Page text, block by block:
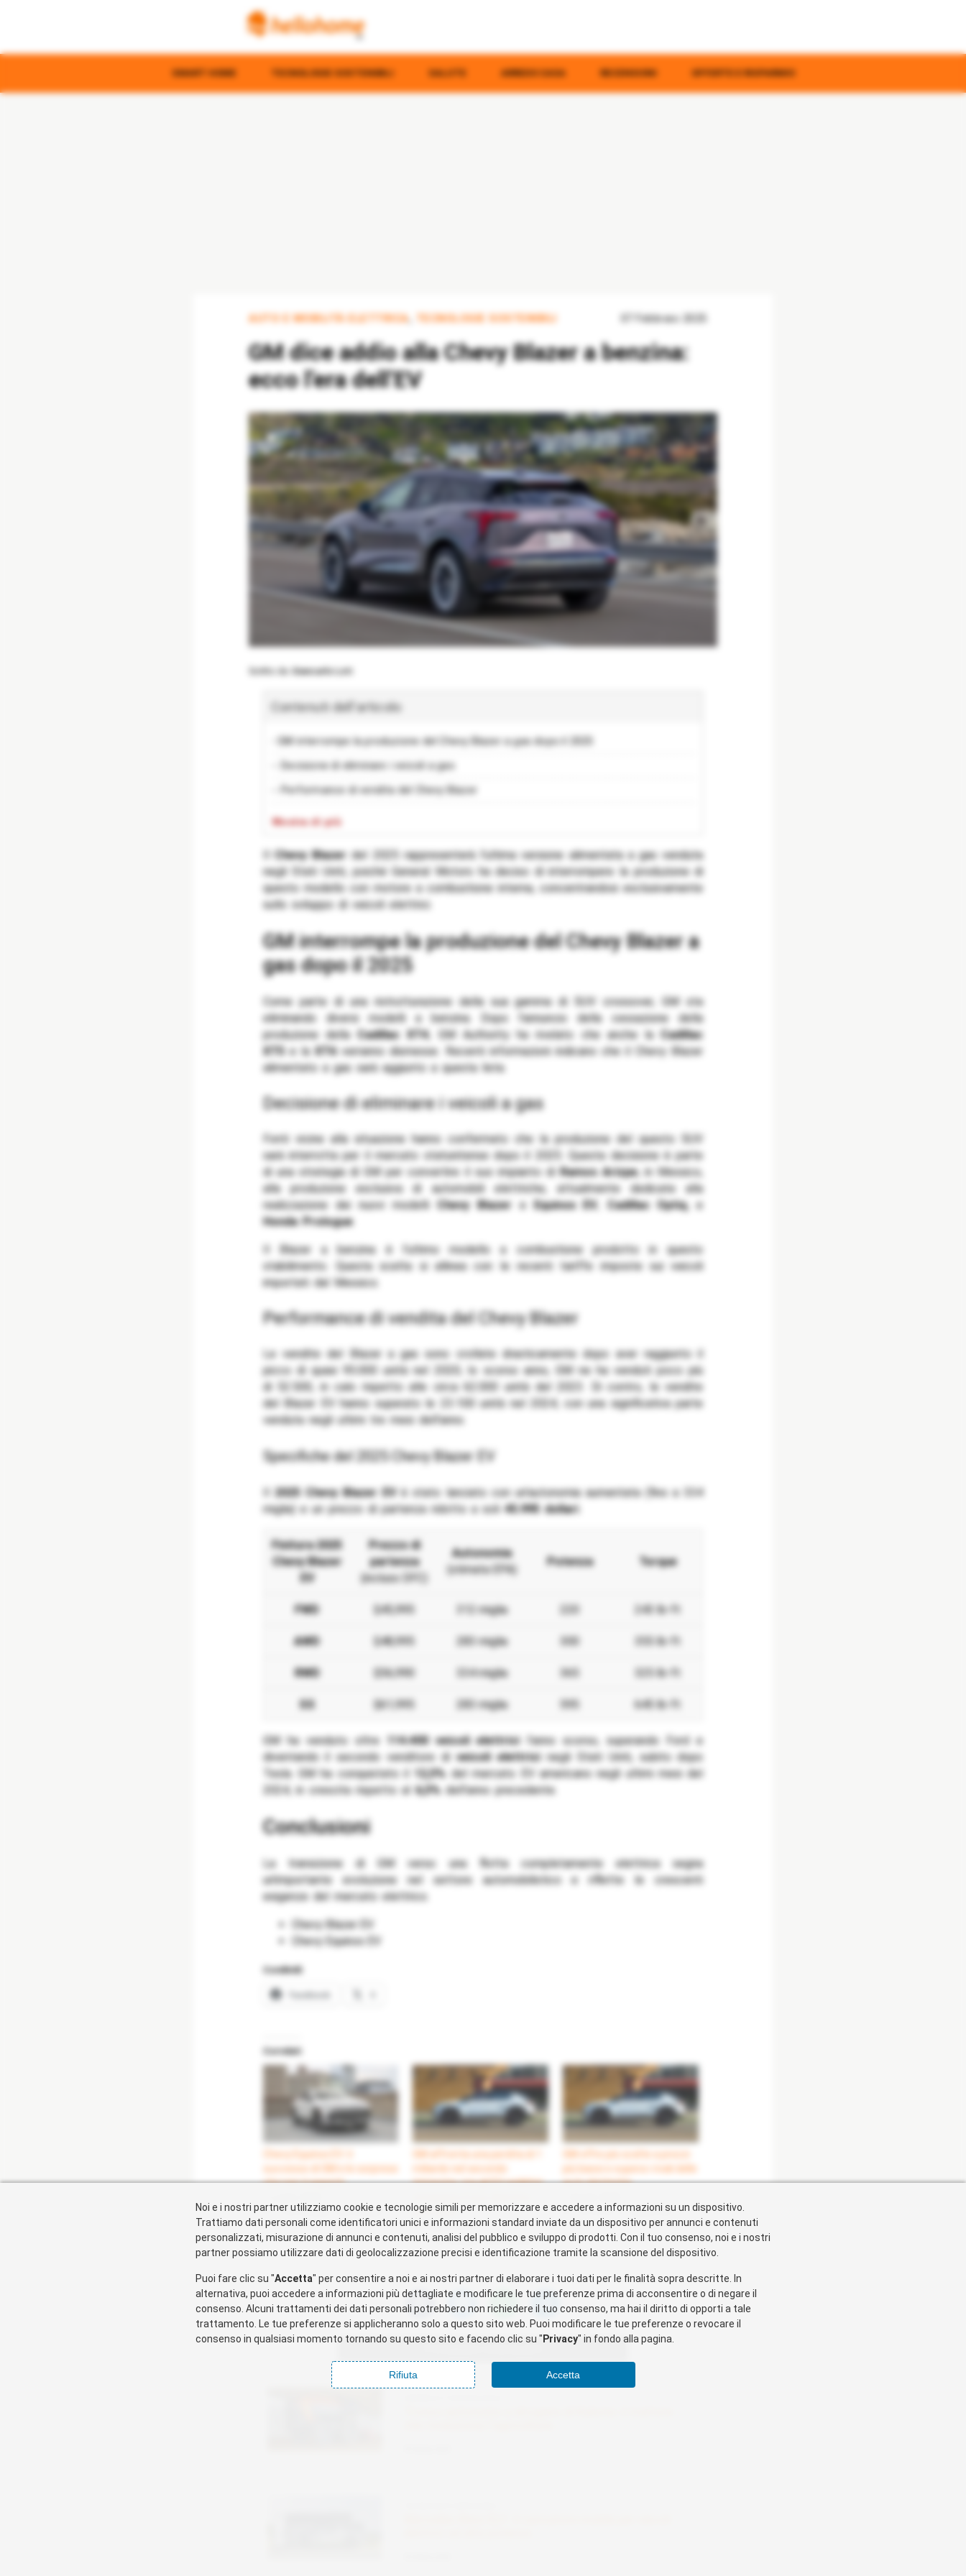
SMART HOME TECNOLOGIE SOSTENIBILI SALUTE ARREDO CASA RECENSIONI OFFERTE E RISPARMIO
AUTO E MOBILITÀ ELETTRICA TECNOLOGIE SOSTENIBILI 07 Febbraio 2025
GM dice addio alla Chevy Blazer a benzina:
ecco l’era dell’EV
Giancarlo Loti
Contenuti dell'articolo
- GM interrompe la produzione del Chevy Blazer a gas dopo il 2025
-- Decisione di eliminare i veicoli a gas
-- Performance di vendita del Chevy Blazer
- Conclusioni
-- Correlati
Mostra di più
Chevy Blazer del 2025 rappresenterà l’ultima versione alimentata a gas venduta
negli Stati Uniti, poiché General Motors ha deciso di interrompere la produzione di
questo modello con motore a combustione interna, concentrandosi esclusivamente
sullo sviluppo di veicoli elettrici.
GM interrompe la produzione del Chevy Blazer a
gas dopo il 2025
Come parte di una ristrutturazione della sua gamma di SUV crossover, GM sta
eliminando diversi modelli a benzina. Dopo l’annuncio della cessazione della
produzione della
Cadillac XT4 , GM Authority ha rivelato che anche la
Cadillac
XT5 e la XT6 verranno dismesse. Recenti informazioni indicano che il Chevy Blazer
alimentato a gas sarà aggiunto a questa lista.
Decisione di eliminare i veicoli a gas
Fonti vicine alla situazione hanno confermato che la produzione del questo SUV
sarà interrotta per il mercato statunitense dopo il 2025. Questa decisione è parte
di una strategia di GM per convertire il suo impianto diRamos Arizpe, in Messico,
alla produzione esclusiva di automobili elettriche, attualmente dedicate alla
realizzazione dei nuovi modelli
Chevy Blazer e Equinox EV Cadillac Optiq, e
Honda Prologue.
Il Blazer a benzina è l’ultimo modello a combustione prodotto in questo
stabilimento. Questa scelta si allinea con le recenti tariffe imposte sui veicoli
importati dal Messico.
Performance di vendita del Chevy Blazer
Le vendite del Blazer a gas sono crollate drasticamente dopo aver raggiunto il
picco di quasi 95.000 unità nel 2020; lo scorso anno, GM ne ha venduti poco più
di 52.500, in calo rispetto alle circa 62.000 unità del 2023. Di contro, le vendite
del Blazer EV hanno superato le 23.100 unità nel 2024, con una significativa parte
venduta negli ultimi tre mesi dell’anno.
Specifiche del 2025 Chevy Blazer EV
2025 Chevy Blazer EV è stato lanciato con un’autonomia aumentata (fino a 334
miglia) e un prezzo di partenza ridotto a soli45.995 dollari.
Finitura 2025
Chevy Blazer
EV
Prezzo di
partenza
(incluso DFC)
Autonomia
(stimata EPA)
Potenza Torque
FWD $45,995 312 miglia 220 243 lb-ft
AWD $48,995 283 miglia 300 355 lb-ft
RWD $56,990 334 miglia 365 325 lb-ft
SS $61,995 283 miglia 595 645 lb-ft
GM ha venduto oltre 114.400 veicoli elettrici l’anno scorso, superando Ford e
diventando il secondo venditore diveicoli elettricinegli Stati Uniti, subito dopo
Tesla. GM ha conquistato il
12,5%del mercato EV americano negli ultimi mesi del
2024, in crescita rispetto al6,5%dell’anno precedente.
Conclusioni
La transizione di GM verso una flotta completamente elettrica segna
un’importante evoluzione nel settore automobilistico e riflette le crescenti
esigenze del mercato elettrico.
Chevy Blazer EV
Chevy Equinox EV
Facebook
Correlati
Chevy Equinox EV: il
che non ti aspetti
In "Tecnologie Sostenibili"
trimestre, ma gli EV redditizi
principale
22 Luglio 2025
In "Tecnologie Sostenibili"
più bassi e supera i rivali delle
auto elettriche
In "Offerte e risparmio"
Noi e i nostri partner utilizziamo cookie e tecnologie simili per memorizzare e accedere a informazioni su un dispositivo.
Trattiamo dati personali come identificatori unici e informazioni standard inviate da un dispositivo per annunci e contenuti
personalizzati, misurazione di annunci e contenuti, analisi del pubblico e sviluppo di prodotti. Con il tuo consenso, noi e i nostri
partner possiamo utilizzare dati di geolocalizzazione precisi e identificazione tramite la scansione del dispositivo.
Puoi fare clic su "Accetta" per consentire a noi e ai nostri partner di elaborare i tuoi dati per le finalità sopra descritte. In
alternativa, puoi accedere a informazioni più dettagliate e modificare le tue preferenze prima di acconsentire o di negare il
consenso. Alcuni trattamenti dei dati personali potrebbero non richiedere il tuo consenso, ma hai il diritto di opporti a tale
trattamento. Le tue preferenze si applicheranno solo a questo sito web. Puoi modificare le tue preferenze o revocare il
consenso in qualsiasi momento tornando su questo sito e facendo clic su " Privacy" in fondo alla pagina.
Rifiuta Accetta